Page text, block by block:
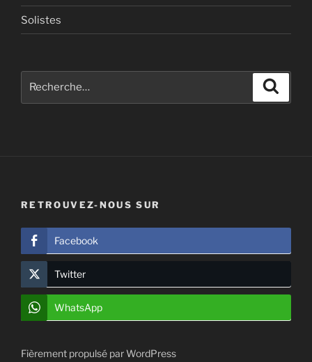
Solistes
RETROUVEZ-NOUS SUR
Facebook
Twitter
WhatsApp
Fièrement propulsé par WordPress